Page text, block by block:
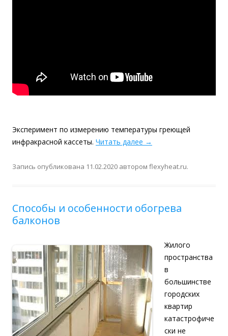
Эксперимент по измерению температуры греющей
инфракрасной кассеты. Читать далее →
Запись опубликована 11.02.2020 автором flexyheat.ru.
Способы и особенности обогрева
балконов
Жилого
пространства
в
большинстве
городских
квартир
катастрофиче
ски не